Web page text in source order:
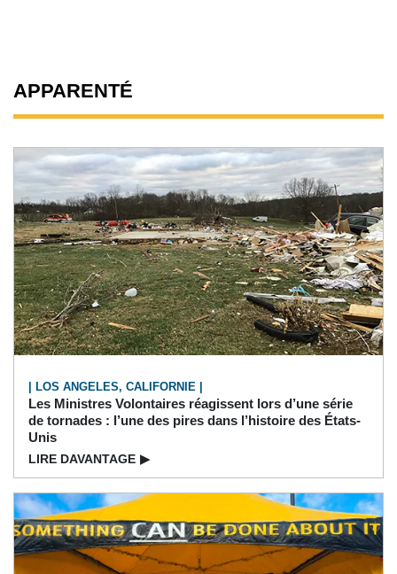
APPARENTÉ
| LOS ANGELES, CALIFORNIE |
Les Ministres Volontaires réagissent lors d’une série
de tornades : l’une des pires dans l’histoire des États-
Unis
LIRE DAVANTAGE ▶